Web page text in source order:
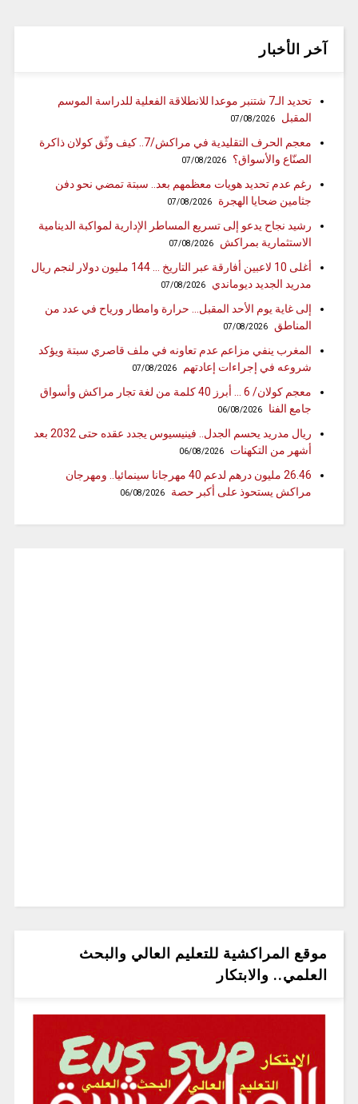
آخر الأخبار
تحديد الـ7 شتنبر موعدا للانطلاقة الفعلية للدراسة الموسم
المقبل
07/08/2026
معجم الحرف التقليدية في مراكش/7.. كيف وثّق كولان ذاكرة
الصنّاع والأسواق؟
07/08/2026
رغم عدم تحديد هويات معظمهم بعد.. سبتة تمضي نحو دفن
جثامين ضحايا الهجرة
07/08/2026
رشيد نجاح يدعو إلى تسريع المساطر الإدارية لمواكبة الدينامية
الاستثمارية بمراكش
07/08/2026
أغلى 10 لاعبين أفارقة عبر التاريخ … 144 مليون دولار لنجم ريال
مدريد الجديد ديوماندي
07/08/2026
إلى غاية يوم الأحد المقبل… حرارة وامطار ورياح في عدد من
المناطق
07/08/2026
المغرب ينفي مزاعم عدم تعاونه في ملف قاصري سبتة ويؤكد
شروعه في إجراءات إعادتهم
07/08/2026
معجم كولان/ 6 … أبرز 40 كلمة من لغة تجار مراكش وأسواق
جامع الفنا
06/08/2026
ريال مدريد يحسم الجدل.. فينيسيوس يجدد عقده حتى 2032 بعد
أشهر من التكهنات
06/08/2026
26.46 مليون درهم لدعم 40 مهرجانا سينمائيا.. ومهرجان
مراكش يستحوذ على أكبر حصة
06/08/2026
موقع المراكشية للتعليم العالي والبحث
العلمي.. والابتكار